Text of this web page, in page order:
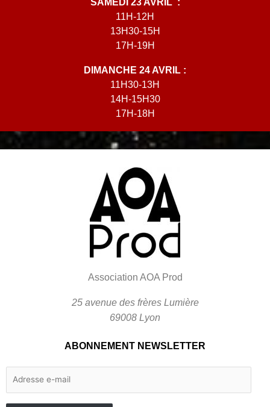
11H-12H
13H30-15H
17H-19H
DIMANCHE 24 AVRIL :
11H30-13H
14H-15H30
17H-18H
Association AOA Prod
25 avenue des frères Lumière
69008 Lyon
ABONNEMENT NEWSLETTER
e-